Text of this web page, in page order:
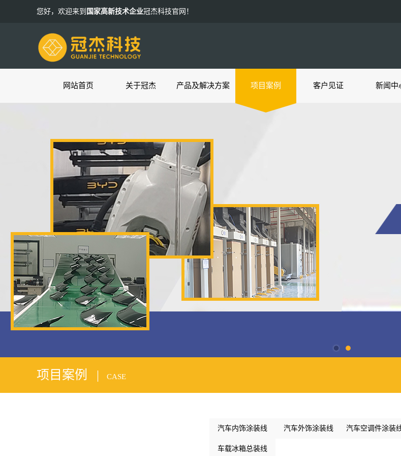
您好，欢迎来到 国家高新技术企业冠杰科技官网！
网站首页 关于冠杰 产品及解决方案 项目案例 客户见证 新闻中
项目案例 | CASE
汽车内饰涂装线 汽车外饰涂装线 汽车空调件涂装
车载冰箱总装线